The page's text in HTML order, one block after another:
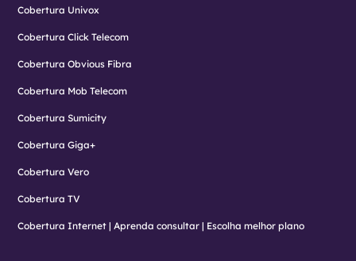
Cobertura Univox
Cobertura Click Telecom
Cobertura Obvious Fibra
Cobertura Mob Telecom
Cobertura Sumicity
Cobertura Giga+
Cobertura Vero
Cobertura TV
Cobertura Internet | Aprenda consultar | Escolha melhor plano